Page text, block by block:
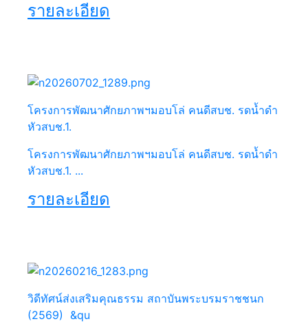
รายละเอียด
โครงการพัฒนาศักยภาพฯมอบโล่ คนดีสบช. รดน้ำดำ
หัวสบช.1.
โครงการพัฒนาศักยภาพฯมอบโล่ คนดีสบช. รดน้ำดำ
หัวสบช.1. ...
รายละเอียด
วิดีทัศน์ส่งเสริมคุณธรรม สถาบันพระบรมราชชนก
(2569) &qu